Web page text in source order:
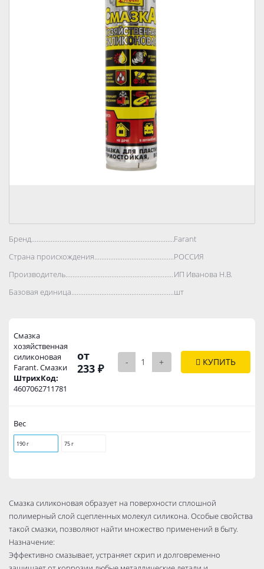
Бренд..................................................................................Farant
Страна происхождения..................................................................................
РОССИЯ
Производитель..................................................................................
ИП Иванова Н.В.
Базовая единица..................................................................................
шт
Смазка
хозяйственная
силиконовая
Farant. Смазки
ШтрихКод:
4607062711781
от
233 ₽
- + КУПИТЬ
Вес
190 г 75 г
Смазка силиконовая образует на поверхности сплошной
полимерный слой сцепленных молекул силикона. Особые свойства
такой смазки, позволяют найти множество применений в быту.
Назначение:
Эффективно смазывает, устраняет скрип и долговременно